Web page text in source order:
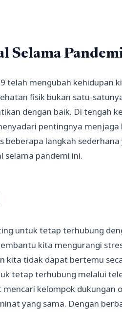
Selama
telah mengubah kehidupan
fisik bukan satu-
dengan baik. Di tengah
pentingnya menjaga
langkah
selama pandemi ini.
untuk tetap terhubung
kita mengurangi
kita tidak dapat bertemu
tetap terhubung melalui
kelompok dukungan
yang sama. Dengan